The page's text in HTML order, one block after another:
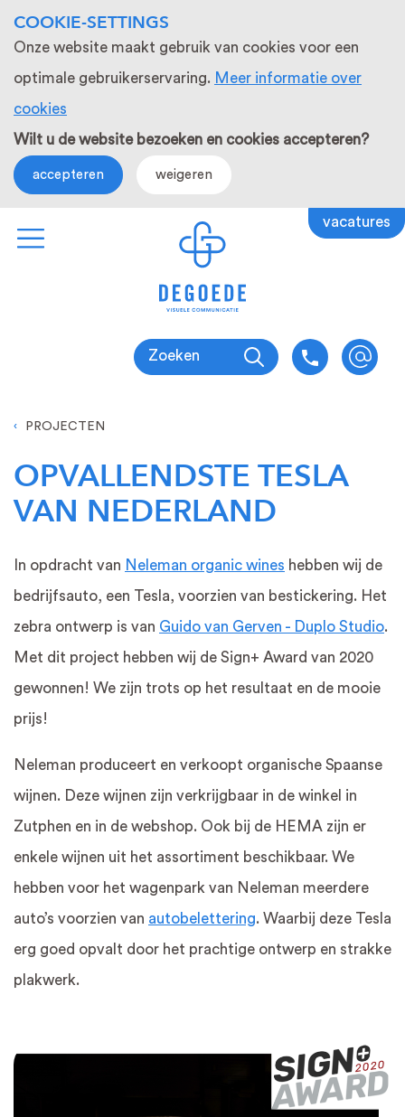
COOKIE-SETTINGS
Onze website maakt gebruik van cookies voor een
optimale gebruikerservaring. Meer informatie over
cookies
Wilt u de website bezoeken en cookies accepteren?
accepteren weigeren
vacatures
Zoeken
PROJECTEN
OPVALLENDSTE TESLA
VAN NEDERLAND
In opdracht van Neleman organic wines hebben wij de
bedrijfsauto, een Tesla, voorzien van bestickering. Het
zebra ontwerp is van Guido van Gerven - Duplo Studio.
Met dit project hebben wij de Sign+ Award van 2020
gewonnen! We zijn trots op het resultaat en de mooie
prijs!
Neleman produceert en verkoopt organische Spaanse
wijnen. Deze wijnen zijn verkrijgbaar in de winkel in
Zutphen en in de webshop. Ook bij de HEMA zijn er
enkele wijnen uit het assortiment beschikbaar. We
hebben voor het wagenpark van Neleman meerdere
auto’s voorzien van autobelettering. Waarbij deze Tesla
erg goed opvalt door het prachtige ontwerp en strakke
plakwerk.